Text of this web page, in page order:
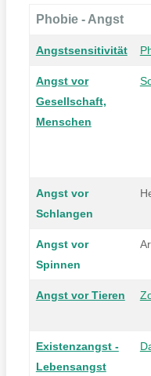
Phobie - Angst
Angstsensitivität
Angst vor
Gesellschaft,
Menschen
Angst vor
Schlangen
Angst vor
Spinnen
Angst vor Tieren
Existenzangst -
Lebensangst